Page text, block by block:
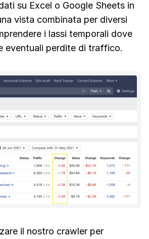
su Excel o Google Sheets in
vista combinata per diversi
i lassi temporali dove
eventuali perdite di traffico.
il nostro crawler per